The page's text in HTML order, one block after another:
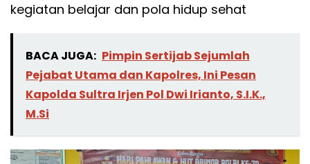
kegiatan belajar dan pola hidup sehat
BACA JUGA: Pimpin Sertijab Sejumlah
Pejabat Utama dan Kapolres, Ini Pesan
Kapolda Sultra Irjen Pol Dwi Irianto, S.I.K.,
M.Si